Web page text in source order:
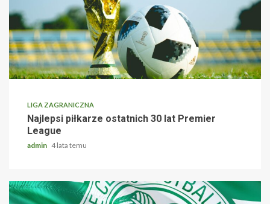
LIGA ZAGRANICZNA
Najlepsi piłkarze ostatnich 30 lat Premier
League
admin 4 lata temu